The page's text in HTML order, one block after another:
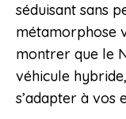
séduisant sans
métamorphose
montrer que le
véhicule
s’adapter à vos